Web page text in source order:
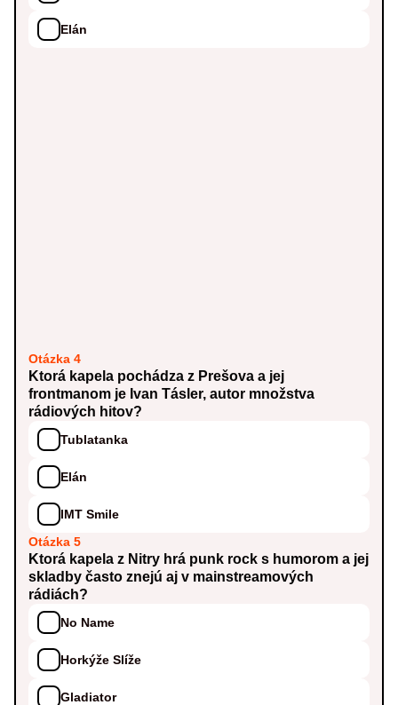
Elán
Otázka 4
Ktorá kapela pochádza z Prešova a jej
frontmanom je Ivan Tásler, autor množstva
rádiových hitov?
Tublatanka
Elán
IMT Smile
Otázka 5
Ktorá kapela z Nitry hrá punk rock s humorom a jej
skladby často znejú aj v mainstreamových
rádiách?
No Name
Horkýže Slíže
Gladiator